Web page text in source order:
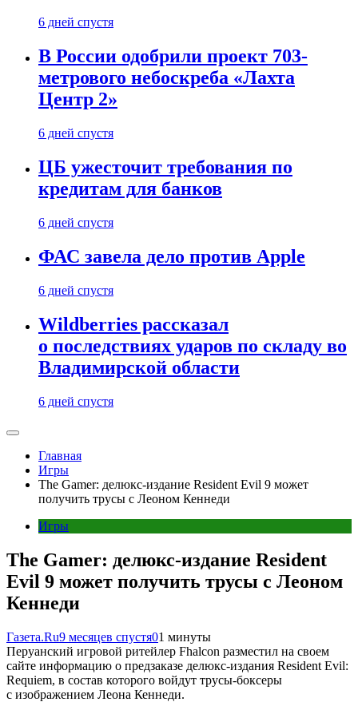
6 дней спустя
В России одобрили проект 703-
метрового небоскреба «Лахта
Центр 2»
6 дней спустя
ЦБ ужесточит требования по
кредитам для банков
6 дней спустя
ФАС завела дело против Apple
6 дней спустя
Wildberries рассказал
о последствиях ударов по складу во
Владимирской области
6 дней спустя
Главная
Игры
The Gamer: делюкс-издание Resident Evil 9 может
получить трусы с Леоном Кеннеди
Игры
The Gamer: делюкс-издание Resident
Evil 9 может получить трусы с Леоном
Кеннеди
Газета.Ru9 месяцев спустя01 минуты
Перуанский игровой ритейлер Fhalcon разместил на своем
сайте информацию о предзаказе делюкс-издания Resident Evil:
Requiem, в состав которого войдут трусы-боксеры
с изображением Леона Кеннеди.